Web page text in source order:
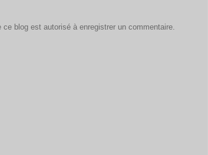
blog est autorisé à enregistrer un commentaire.